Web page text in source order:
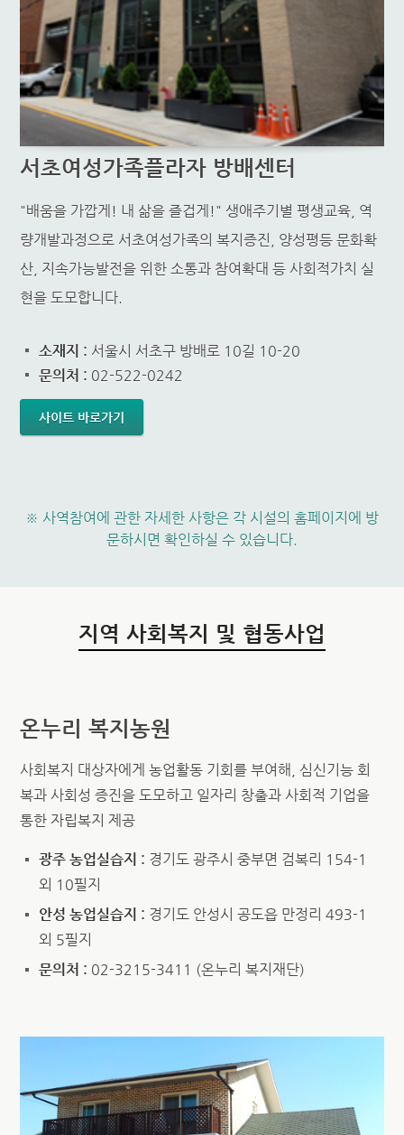
서초여성가족플라자 방배센터
"배움을 가깝게! 내 삶을 즐겁게!" 생애주기별 평생교육, 역
량개발과정으로 서초여성가족의 복지증진, 양성평등 문화확
산, 지속가능발전을 위한 소통과 참여확대 등 사회적가치 실
현을 도모합니다.
소재지 : 서울시 서초구 방배로 10길 10-20
문의처 : 02-522-0242
사이트 바로가기
※ 사역참여에 관한 자세한 사항은 각 시설의 홈페이지에 방
문하시면 확인하실 수 있습니다.
지역 사회복지 및 협동사업
온누리 복지농원
사회복지 대상자에게 농업활동 기회를 부여해, 심신기능 회
복과 사회성 증진을 도모하고 일자리 창출과 사회적 기업을
통한 자립복지 제공
광주 농업실습지 : 경기도 광주시 중부면 검복리 154-1
외 10필지
안성 농업실습지 : 경기도 안성시 공도읍 만정리 493-1
외 5필지
문의처 : 02-3215-3411 (온누리 복지재단)